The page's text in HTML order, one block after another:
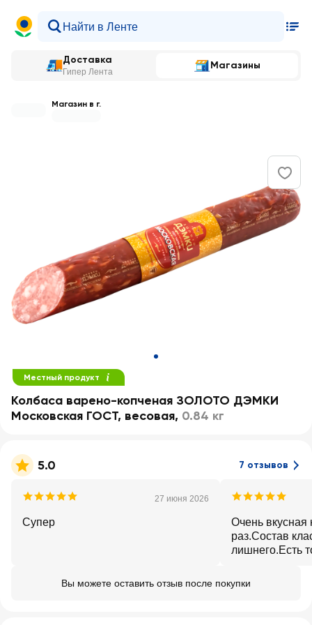
Доставка
Гипер Лента
Магазины
Магазин в г.
Местный продукт
Колбаса варено-копченая ЗОЛОТО ДЭМКИ
Московская ГОСТ, весовая, 0.84 кг
5.0 7 отзывов
27 июня 2026
Супер
Очень вкусная
раз.Состав
лишнего.Есть
Вы можете оставить отзыв после покупки